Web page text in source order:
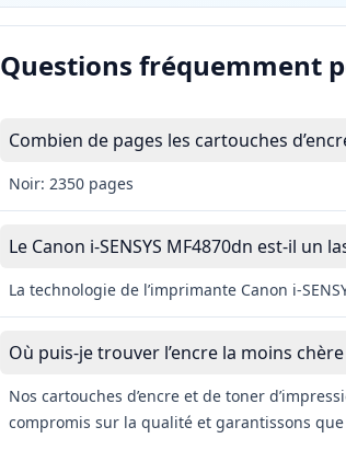
Questions fréquemment
Combien de pages les cartouches
Noir: 2350 pages
Le Canon i-SENSYS MF4870dn est-il un
La technologie de l’imprimante Canon i-
Où puis-je trouver l’encre la moins
Nos cartouches d’encre et de toner
compromis sur la qualité et garantissons